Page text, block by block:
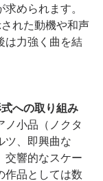
められます。
れた動機や和声
は力強く曲を結
への取り組み
ノ小品（ノクタ
ツ、即興曲な
交響的なスケー
作品としては数